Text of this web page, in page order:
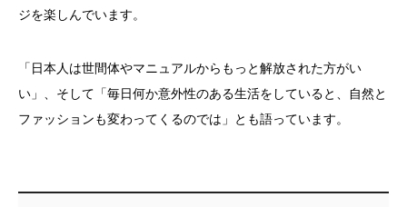
ジを楽しんでいます。
「日本人は世間体やマニュアルからもっと解放された方がい
い」、そして「毎日何か意外性のある生活をしていると、自然と
ファッションも変わってくるのでは」とも語っています。